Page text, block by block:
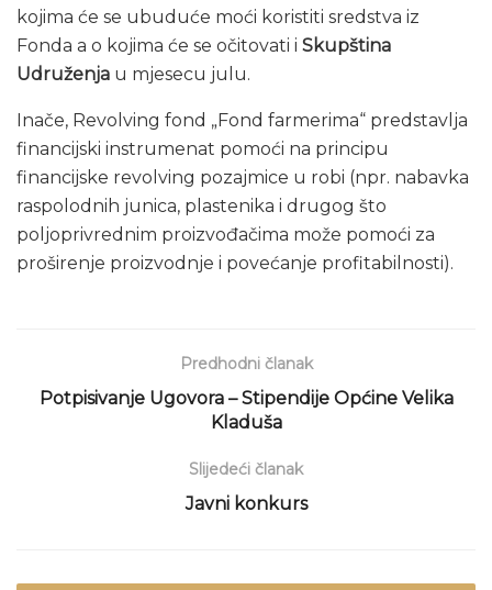
kojima će se ubuduće moći koristiti sredstva iz
Fonda a o kojima će se očitovati i Skupština
Udruženja u mjesecu julu.
Inače, Revolving fond „Fond farmerima“ predstavlja
financijski instrumenat pomoći na principu
financijske revolving pozajmice u robi (npr. nabavka
raspolodnih junica, plastenika i drugog što
poljoprivrednim proizvođačima može pomoći za
proširenje proizvodnje i povećanje profitabilnosti).
Predhodni članak
Potpisivanje Ugovora – Stipendije Općine Velika
Kladuša
Slijedeći članak
Javni konkurs